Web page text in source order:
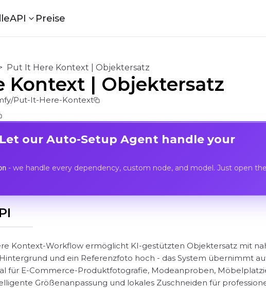
API Preise
Put It Here Kontext | Objektersatz
Kontext | Objektersatz
Put-It-Here-Kontext
our Auto-Setup Agent handle your
- we handle every dependency, custom node, and model. Just open
Kontext-Workflow ermöglicht KI-gestützten Objektersatz mit
und ein Referenzfoto hoch - das System übernimmt
für E-Commerce-Produktfotografie, Modeanproben,
Größenanpassung und lokales Zuschneiden für